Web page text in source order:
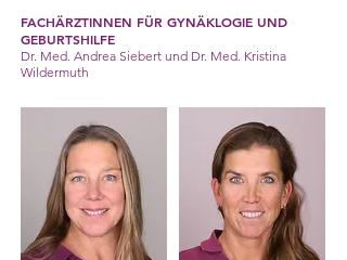
FACHÄRZTINNEN FÜR GYNÄKLOGIE UND
GEBURTSHILFE
Dr. Med. Andrea Siebert und Dr. Med. Kristina
Wildermuth